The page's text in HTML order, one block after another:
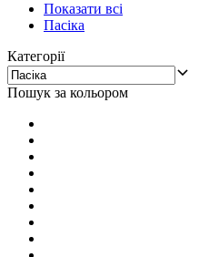
Показати всі
Пасіка
Категорії
Пошук за кольором